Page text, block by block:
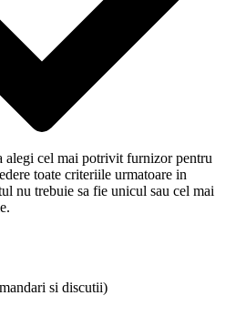
alegi cel mai potrivit furnizor pentru
toate criteriile urmatoare in
nu trebuie sa fie unicul sau cel mai
si discutii)